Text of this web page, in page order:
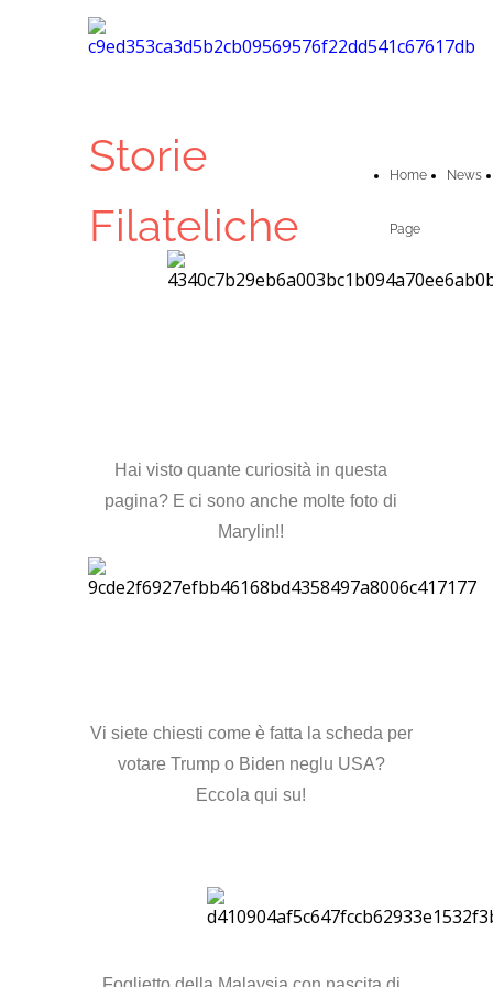
Home
Page
News
Storie
Filateliche
Hai visto quante curiosità in questa
pagina? E ci sono anche molte foto di
Marylin!!
Vi siete chiesti come è fatta la scheda per
votare Trump o Biden neglu USA?
Eccola qui su!